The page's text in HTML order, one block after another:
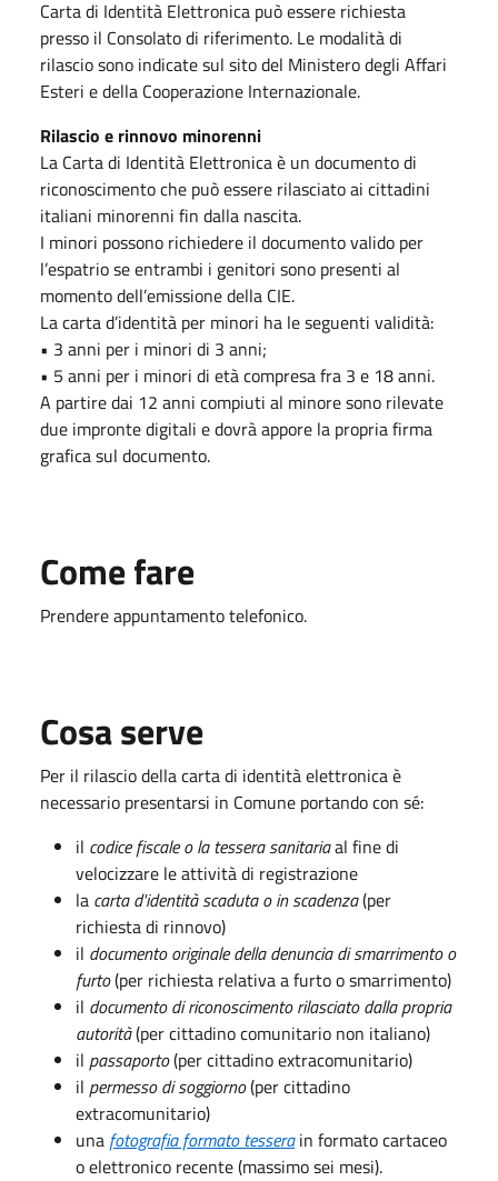
Carta di Identità Elettronica può essere richiesta
presso il Consolato di riferimento. Le modalità di
rilascio sono indicate sul sito del Ministero degli Affari
Esteri e della Cooperazione Internazionale.
Rilascio e rinnovo minorenni
La Carta di Identità Elettronica è un documento di
riconoscimento che può essere rilasciato ai cittadini
italiani minorenni fin dalla nascita.
I minori possono richiedere il documento valido per
l’espatrio se entrambi i genitori sono presenti al
momento dell’emissione della CIE.
La carta d’identità per minori ha le seguenti validità:
• 3 anni per i minori di 3 anni;
• 5 anni per i minori di età compresa fra 3 e 18 anni.
A partire dai 12 anni compiuti al minore sono rilevate
due impronte digitali e dovrà appore la propria firma
grafica sul documento.
Come fare
Prendere appuntamento telefonico.
Cosa serve
Per il rilascio della carta di identità elettronica è
necessario presentarsi in Comune portando con sé:
il codice fiscale o la tessera sanitariaal fine di
velocizzare le attività di registrazione
la carta d'identità scaduta o in scadenza(per
richiesta di rinnovo)
il documento originale della denuncia di smarrimento o
furto(per richiesta relativa a furto o smarrimento)
il documento di riconoscimento rilasciato dalla propria
autorità(per cittadino comunitario non italiano)
il passaporto(per cittadino extracomunitario)
il permesso di soggiorno(per cittadino
extracomunitario)
una fotografia formato tessera in formato cartaceo
o elettronico recente (massimo sei mesi).